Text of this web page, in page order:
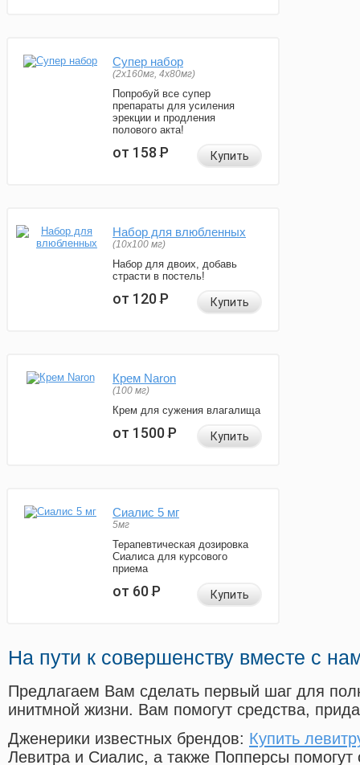
Супер набор
(2х160мг, 4х80мг)
Попробуй все супер
препараты для усиления
эрекции и продления
полового акта!
от 158Р Купить
Набор для влюбленных
(10х100 мг)
Набор для двоих, добавь
страсти в постель!
от 120Р Купить
Крем Naron
(100 мг)
Крем для сужения влагалища
от 1500Р Купить
Сиалис 5 мг
5мг
Терапевтическая дозировка
Сиалиса для курсового
приема
от 60Р Купить
На пути к совершенству вместе с
Предлагаем Вам сделать первый шаг для
инитмной жизни. Вам помогут средства,
Дженерики известных брендов: Купить
Левитра и Сиалис, а также Попперсы помогут